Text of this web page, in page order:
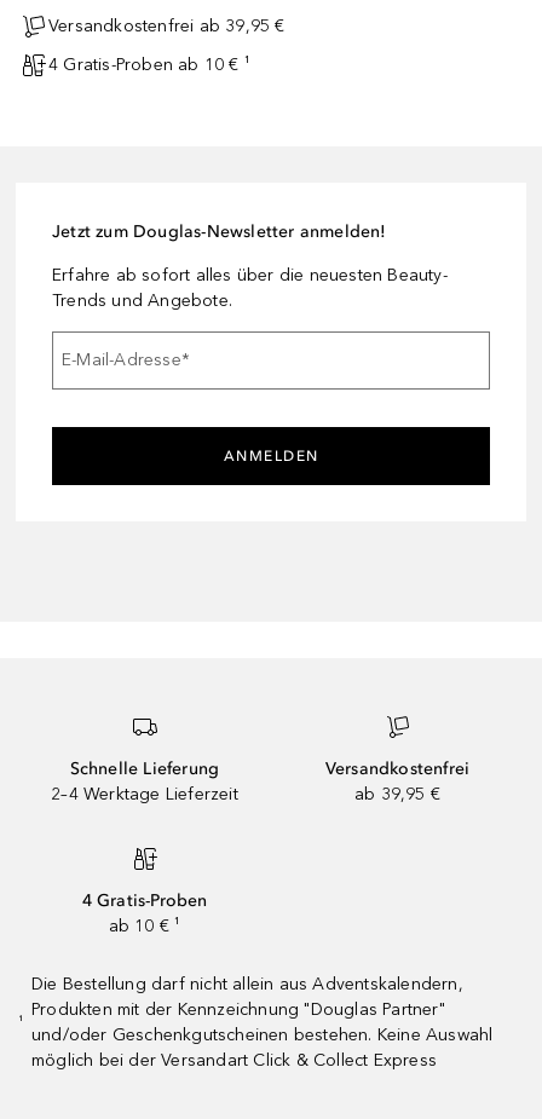
Versandkostenfrei ab 39,95 €
4 Gratis-Proben ab 10 € ¹
Jetzt zum Douglas-Newsletter anmelden!
Erfahre ab sofort alles über die neuesten Beauty-
Trends und Angebote.
E-Mail-Adresse*
ANMELDEN
Schnelle Lieferung
2–4 Werktage Lieferzeit
Versandkostenfrei
ab 39,95 €
4 Gratis-Proben
ab 10 € ¹
¹
Die Bestellung darf nicht allein aus Adventskalendern,
Produkten mit der Kennzeichnung "Douglas Partner"
und/oder Geschenkgutscheinen bestehen. Keine Auswahl
möglich bei der Versandart Click & Collect Express